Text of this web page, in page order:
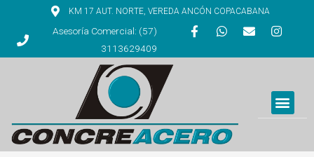
KM 17 AUT. NORTE, VEREDA ANCÓN COPACABANA
Asesoría Comercial: (57)
3113629409